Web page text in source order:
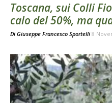
Toscana, sui Colli
calo del 50%, ma
Di Giuseppe Francesco Sportelli 8